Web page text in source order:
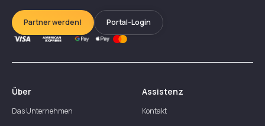
Partner werden! Portal-Login
Über
Das Unternehmen
Assistenz
Kontakt